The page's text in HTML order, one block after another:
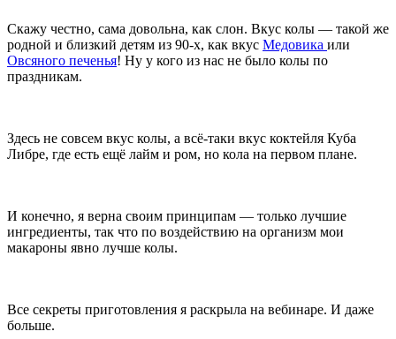
Скажу честно, сама довольна, как слон. Вкус колы — такой же
родной и близкий детям из 90-х, как вкус Медовика или
Овсяного печенья! Ну у кого из нас не было колы по
праздникам.
Здесь не совсем вкус колы, а всё-таки вкус коктейля Куба
Либре, где есть ещё лайм и ром, но кола на первом плане.
И конечно, я верна своим принципам — только лучшие
ингредиенты, так что по воздействию на организм мои
макароны явно лучше колы.
Все секреты приготовления я раскрыла на вебинаре. И даже
больше.